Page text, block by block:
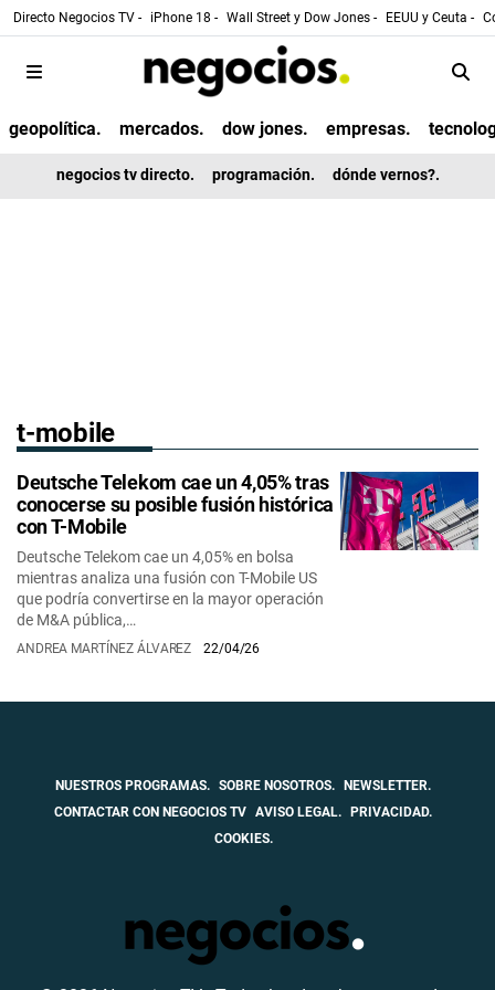
Directo Negocios TV - iPhone 18 - Wall Street y Dow Jones - EEUU y Ceuta -
geopolítica. mercados. dow jones. empresas.
negocios tv directo. programación. dónde vernos?.
t-mobile
Deutsche Telekom cae un 4,05% tras
conocerse su posible fusión histórica
con T-Mobile
Deutsche Telekom cae un 4,05% en bolsa
mientras analiza una fusión con T-Mobile US
que podría convertirse en la mayor operación
de M&A pública,…
ANDREA MARTÍNEZ ÁLVAREZ 22/04/26
NUESTROS PROGRAMAS. SOBRE NOSOTROS.
NEWSLETTER.
CONTACTAR CON NEGOCIOS TV AVISO LEGAL.
PRIVACIDAD.
COOKIES.